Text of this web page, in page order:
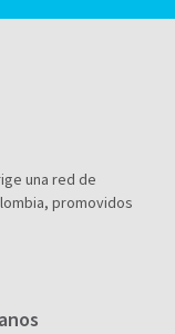
una red de
promovidos